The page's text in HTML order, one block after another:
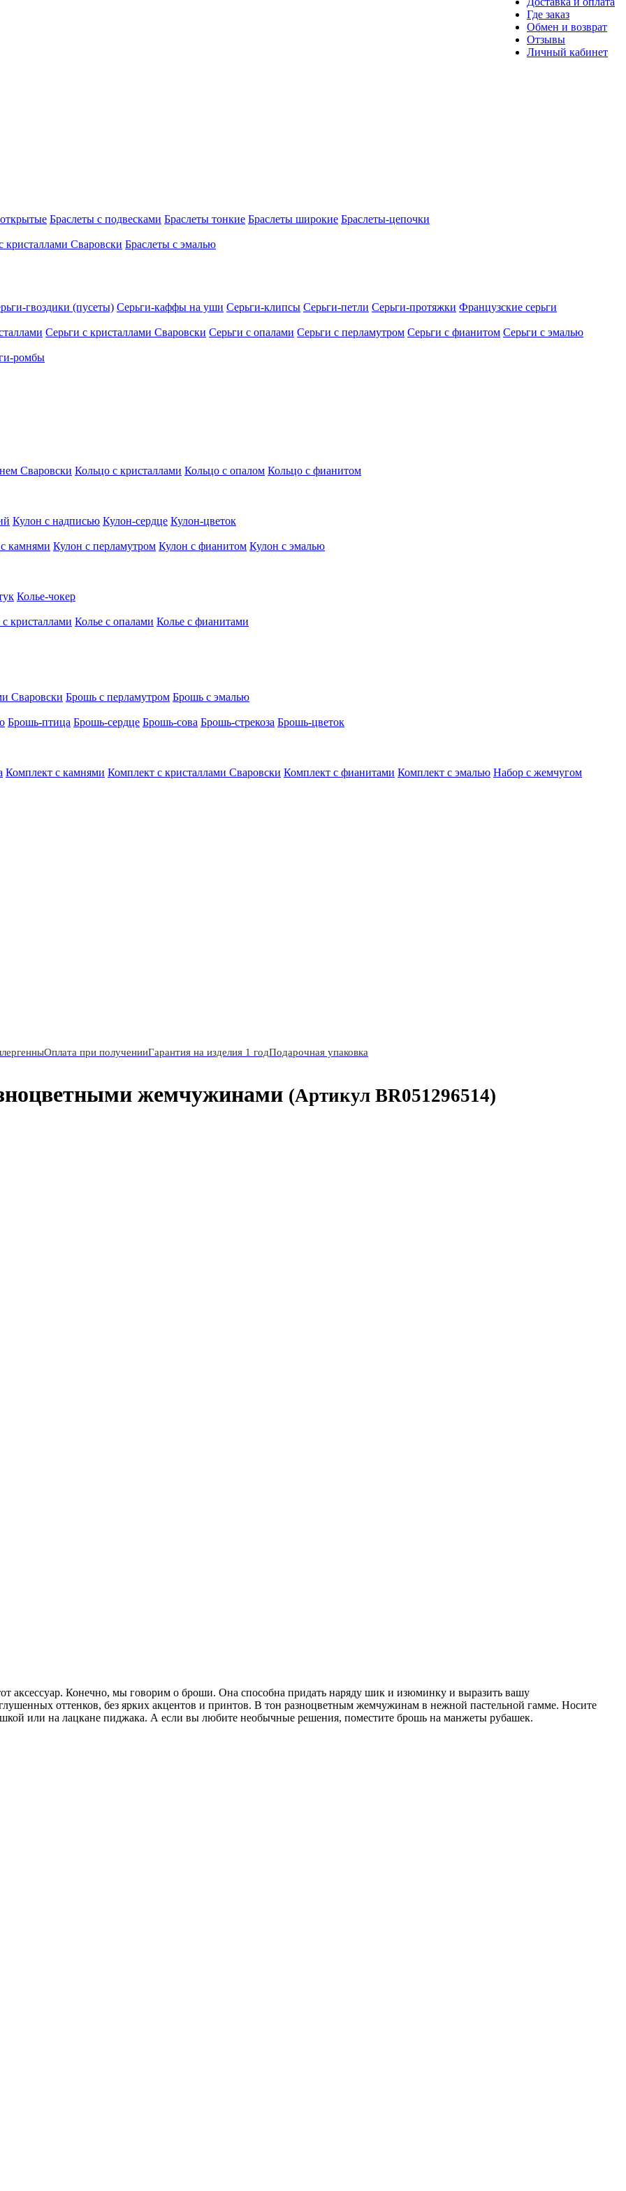
Где заказ
Обмен и возврат
Отзывы
Личный кабинет
Браслеты с подвесками Браслеты тонкие Браслеты широкие Браслеты-цепочки
кристаллами Сваровски Браслеты с эмалью
гвоздики (пусеты) Серьги-каффы на уши Серьги-клипсы Серьги-петли Серьги-протяжки Французские серьги
Серьги с кристаллами Сваровски Серьги с опалами Серьги с перламутром Серьги с фианитом Серьги с эмалью
ромбы
Сваровски Кольцо с кристаллами Кольцо с опалом Кольцо с фианитом
Кулон с надписью Кулон-сердце Кулон-цветок
камнями Кулон с перламутром Кулон с фианитом Кулон с эмалью
Колье-чокер
кристаллами Колье с опалами Колье с фианитами
Сваровски Брошь с перламутром Брошь с эмалью
Брошь-птица Брошь-сердце Брошь-сова Брошь-стрекоза Брошь-цветок
Комплект с камнями Комплект с кристаллами Сваровски Комплект с фианитами Комплект с эмалью Набор с жемчугом
Оплата при полученииГарантия на изделия 1 годПодарочная упаковка
жемчужинами (Артикул BR051296514)
аксессуар. Конечно, мы говорим о броши. Она способна придать наряду шик и изюминку и выразить вашу
оттенков, без ярких акцентов и принтов. В тон разноцветным жемчужинам в нежной пастельной гамме. Носите
или на лацкане пиджака. А если вы любите необычные решения, поместите брошь на манжеты рубашек.